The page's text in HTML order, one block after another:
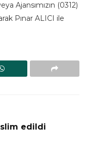
Ajansımızın (0312)
Pınar ALICI ile
edildi